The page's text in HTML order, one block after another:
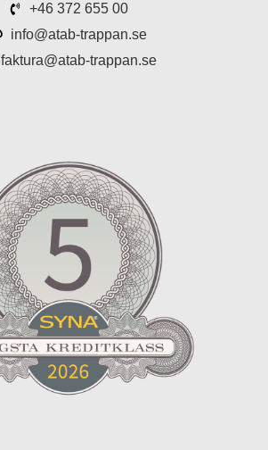
+46 372 655 00
info@atab-trappan.se
faktura@atab-trappan.se